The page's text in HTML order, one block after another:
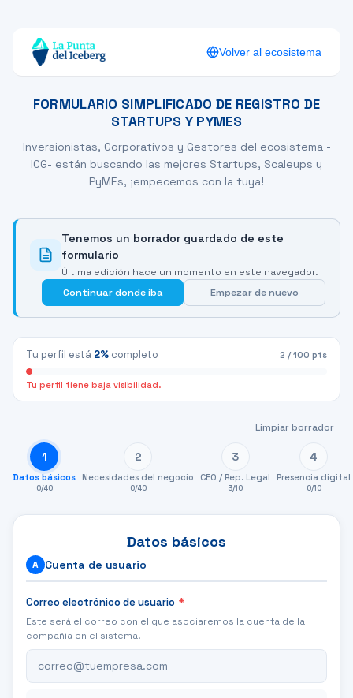
Volver al ecosistema
FORMULARIO SIMPLIFICADO DE REGISTRO DE
STARTUPS Y PYMES
Inversionistas, Corporativos y Gestores del ecosistema -
ICG- están buscando las mejores Startups, Scaleups y
PyMEs, ¡empecemos con la tuya!
Tenemos un borrador guardado de este
formulario
Última edición hace un momento en este navegador.
Continuar donde iba
Empezar de nuevo
Tu perfil está 2% completo 2 / 100 pts
Tu perfil tiene baja visibilidad.
Limpiar borrador
1
Datos básicos
0/40
2
Necesidades del negocio
0/40
3
CEO / Rep. Legal
3/10
4
Presencia digital
0/10
Datos básicos
A Cuenta de usuario
Correo electrónico de usuario *
Este será el correo con el que asociaremos la cuenta de la
compañía en el sistema.